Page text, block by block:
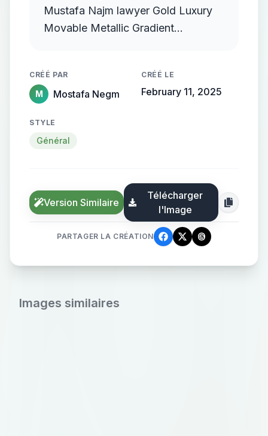
Mustafa Najm lawyer Gold Luxury
Movable Metallic Gradient
CRÉÉ PAR
M Mostafa Negm
CRÉÉ LE
February 11, 2025
STYLE
Général
Version Similaire
Télécharger
l'Image
PARTAGER LA CRÉATION
Images similaires